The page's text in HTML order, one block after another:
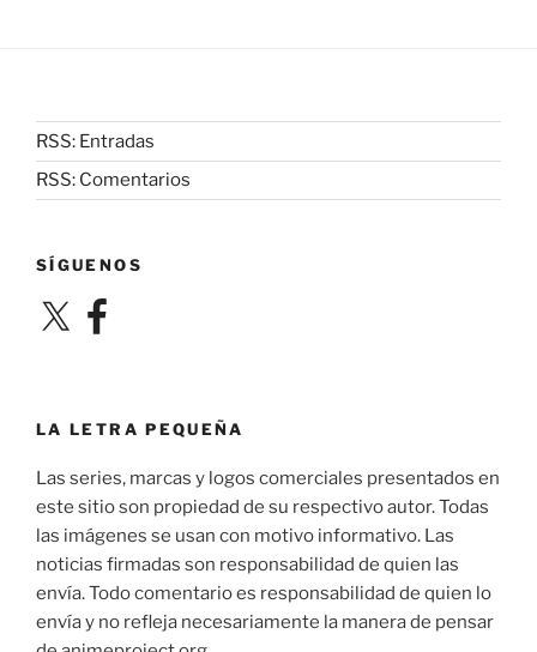
RSS: Entradas
RSS: Comentarios
SÍGUENOS
X Facebook
LA LETRA PEQUEÑA
Las series, marcas y logos comerciales presentados en
este sitio son propiedad de su respectivo autor. Todas
las imágenes se usan con motivo informativo. Las
noticias firmadas son responsabilidad de quien las
envía. Todo comentario es responsabilidad de quien lo
envía y no refleja necesariamente la manera de pensar